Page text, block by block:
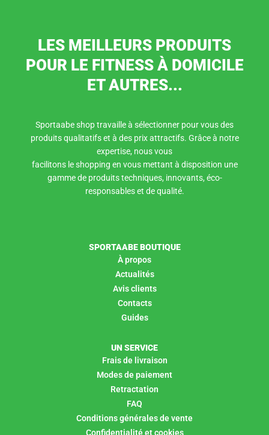
LES MEILLEURS PRODUITS
POUR LE FITNESS À DOMICILE
ET AUTRES...
Sportaabe shop travaille à sélectionner pour vous des
produits qualitatifs et à des prix attractifs. Grâce à notre
expertise, nous vous
facilitons le shopping en vous mettant à disposition une
gamme de produits techniques, innovants, éco-
responsables et de qualité.
SPORTAABE BOUTIQUE
À propos
Actualités
Avis clients
Contacts
Guides
UN SERVICE
Frais de livraison
Modes de paiement
Retractation
FAQ
Conditions générales de vente
Confidentialité et cookies